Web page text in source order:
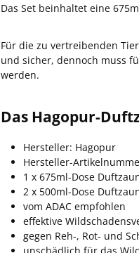
Das Set beinhaltet eine
Für die zu vertreibenden
und sicher, dennoch muss
werden.
Das Hagopur-
Hersteller: Hagopur
Hersteller-
1 x 675ml-Dose
2 x 500ml-Dose
vom ADAC empfohlen
effektive
gegen Reh-, Rot- und